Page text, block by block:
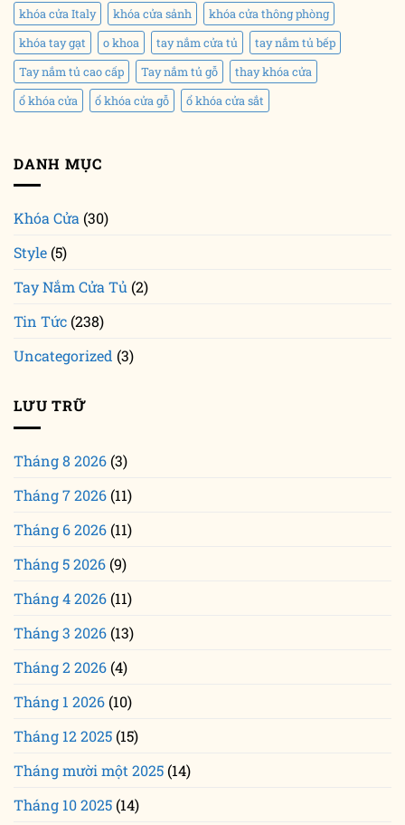
khóa cửa Italy
khóa cửa sảnh
khóa cửa thông phòng
khóa tay gạt
o khoa tay nắm cửa tủ
tay nắm tủ bếp
Tay nắm tủ cao cấp
Tay nắm tủ gỗ
thay khóa cửa
ổ khóa cửa
ổ khóa cửa gỗ ổ khóa cửa sắt
DANH MỤC
Khóa Cửa(30)
Style(5)
Tay Nắm Cửa Tủ(2)
Tin Tức(238)
Uncategorized (3)
LƯU TRỮ
Tháng 8 2026(3)
Tháng 7 2026(11)
Tháng 6 2026(11)
Tháng 5 2026(9)
Tháng 4 2026(11)
Tháng 3 2026(13)
Tháng 2 2026(4)
Tháng 1 2026(10)
Tháng 12 2025(15)
Tháng mười một 2025(14)
Tháng 10 2025(14)